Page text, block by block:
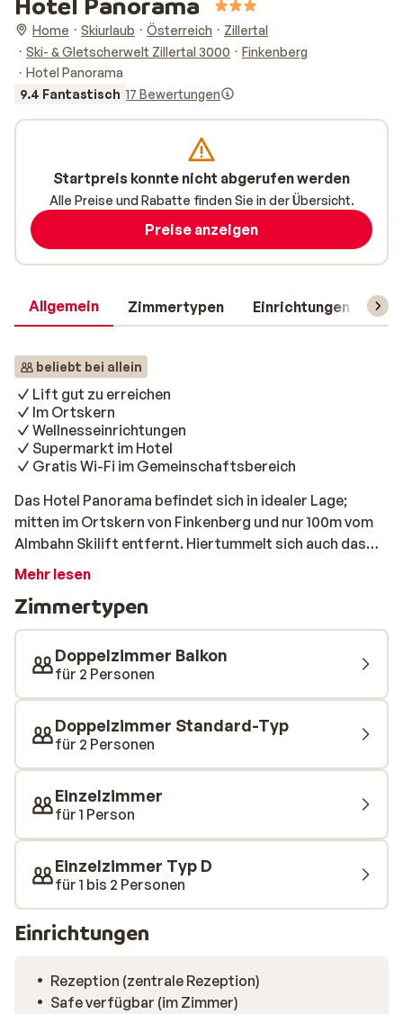
Home Skiurlaub Österreich
Zillertal
Ski- & Gletscherwelt Zillertal 3000
Finkenberg
Hotel Panorama
9.4 Fantastisch 17 Bewertungen
Allgemein Zimmertypen Einrichtungen
beliebt bei allein
Lift gut zu erreichen
Im Ortskern
Wellnesseinrichtungen
Supermarkt im Hotel
Gratis Wi-Fi im Gemeinschaftsbereich
Das Hotel Panorama befindet sich in idealer Lage;
mitten im Ortskern von Finkenberg und nur 100m vom
Almbahn Skilift entfernt. Hiertummelt sich auch das
Après-Ski-Leben. Die Zimmer sind rustikal, aber
verfügt das Hotel über ein gemütliches Restaurant.
Auch wartet hier ein 110m² großer Wellnessbereich, wo
man nach einem Tag an der frischen Luft so richtig
schön entspannen kann. So können Sie am nächsten
Tag wieder entspannt auf den Skiern stehen.
Mehr lesen
Zimmertypen
Doppelzimmer Balkon
für 2 Personen
Doppelzimmer Standard-Typ
für 2 Personen
Einzelzimmer
für 1 Person
Einzelzimmer Typ D
für 1 bis 2 Personen
Einrichtungen
Rezeption (zentrale Rezeption)
Safe verfügbar (im Zimmer)
Startpreis konnte nicht abgerufen werden
Alle Preise und Rabatte finden Sie in der Übersicht.
Preise anzeigen